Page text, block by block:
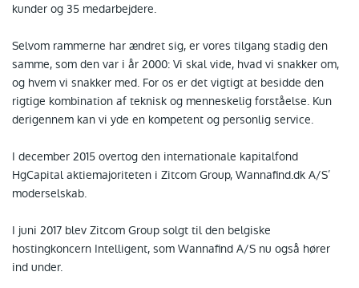
kunder og 35 medarbejdere.
Selvom rammerne har ændret sig, er vores tilgang stadig den
samme, som den var i år 2000: Vi skal vide, hvad vi snakker om,
og hvem vi snakker med. For os er det vigtigt at besidde den
rigtige kombination af teknisk og menneskelig forståelse. Kun
derigennem kan vi yde en kompetent og personlig service.
I december 2015 overtog den internationale kapitalfond
HgCapital aktiemajoriteten i Zitcom Group, Wannafind.dk A/S’
moderselskab.
I juni 2017 blev Zitcom Group solgt til den belgiske
hostingkoncern Intelligent, som Wannafind A/S nu også hører
ind under.